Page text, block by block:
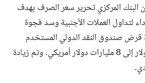
المركزي تحرير سعر الصرف بهدف
لتداول العملات الأجنبية وسد فجوة
قرض صندوق النقد الدولي المستخدم
لتمويله من 3 مليارات دولار إلى 8 مليارات دولار أمريكي. وتم زيادة